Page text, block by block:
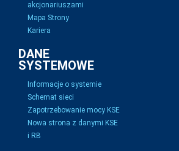
akcjonariuszami
Mapa Strony
Kariera
DANE
SYSTEMOWE
Informacje o systemie
Schemat sieci
Zapotrzebowanie mocy KSE
Nowa strona z danymi KSE
i RB